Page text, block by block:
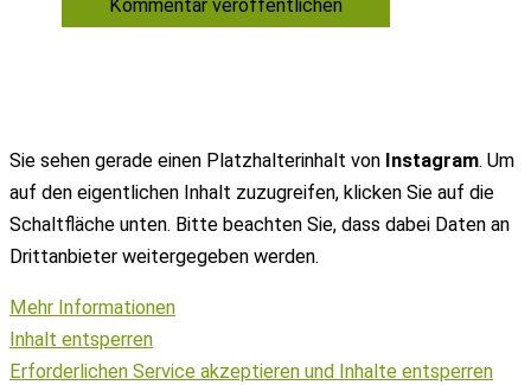
Sie sehen gerade einen Platzhalterinhalt von Instagram. Um
auf den eigentlichen Inhalt zuzugreifen, klicken Sie auf die
Schaltfläche unten. Bitte beachten Sie, dass dabei Daten an
Drittanbieter weitergegeben werden.
Mehr Informationen
Inhalt entsperren
Erforderlichen Service akzeptieren und Inhalte entsperren